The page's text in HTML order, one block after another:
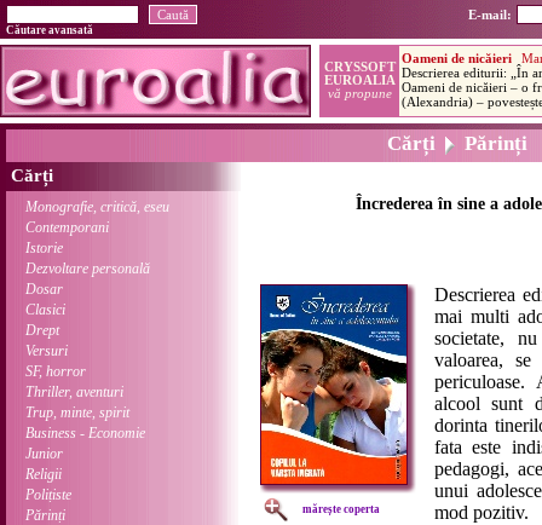
E-mail:
Căutare avansată
Cărți Părinți
Cărți
Monografie, critică, eseu
Contemporani
Istorie
Dezvoltare personală
Dosar
Clasici
Drept
Versuri
SF, horror
Thriller, aventuri
Trup, minte, spirit
Business - Economie
Junior
Religii
Polițiste
Părinți
Încrederea în sine a
mărește coperta
Descrierea
mai multi
societate,
valoarea,
periculoase.
alcool sunt
dorinta
fata este
pedagogi,
unui
mod pozitiv.